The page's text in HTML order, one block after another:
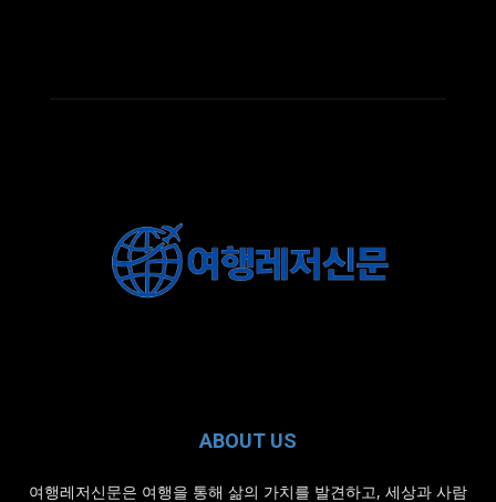
ABOUT US
여행레저신문은 여행을 통해 삶의 가치를 발견하고, 세상과 사람